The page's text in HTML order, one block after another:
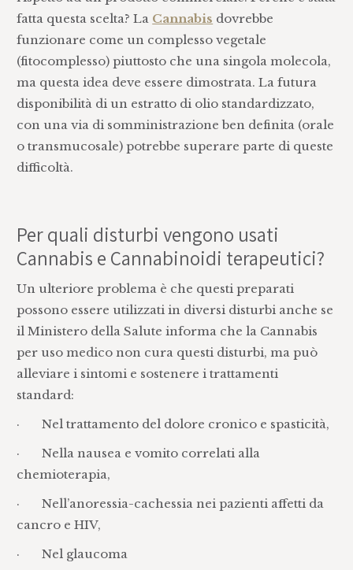
fatta questa scelta? La Cannabis dovrebbe
funzionare come un complesso vegetale
(fitocomplesso) piuttosto che una singola molecola,
ma questa idea deve essere dimostrata. La futura
disponibilità di un estratto di olio standardizzato,
con una via di somministrazione ben definita (orale
o transmucosale) potrebbe superare parte di queste
difficoltà.
Per quali disturbi vengono usati
Cannabis e Cannabinoidi terapeutici?
Un ulteriore problema è che questi preparati
possono essere utilizzati in diversi disturbi anche se
il Ministero della Salute informa che la Cannabis
per uso medico non cura questi disturbi, ma può
alleviare i sintomi e sostenere i trattamenti
standard:
· Nel trattamento del dolore cronico e spasticità,
· Nella nausea e vomito correlati alla
chemioterapia,
· Nell’anoressia-cachessia nei pazienti affetti da
cancro e HIV,
· Nel glaucoma